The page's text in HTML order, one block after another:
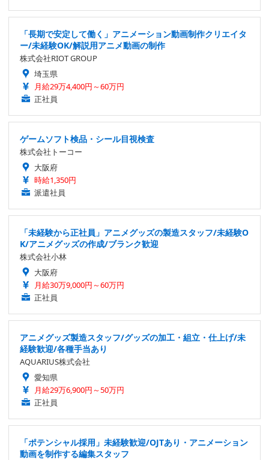
「長期で安定して働く」アニメーション動画制作クリエイタ
ー/未経験OK/解説用アニメ動画の制作
株式会社RIOT GROUP
埼玉県
月給29万4,400円～60万円
正社員
ゲームソフト検品・シール目視検査
株式会社トーコー
大阪府
時給1,350円
派遣社員
「未経験から正社員」アニメグッズの製造スタッフ/未経験O
K/アニメグッズの作成/ブランク歓迎
株式会社小林
大阪府
月給30万9,000円～60万円
正社員
アニメグッズ製造スタッフ/グッズの加工・組立・仕上げ/未
経験歓迎/各種手当あり
AQUARIUS株式会社
愛知県
月給29万6,900円～50万円
正社員
「ポテンシャル採用」未経験歓迎/OJTあり・アニメーション
動画を制作する編集スタッフ